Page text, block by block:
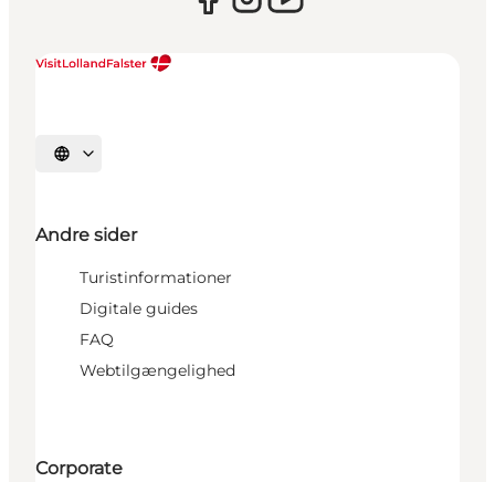
Vælg sprog
Andre sider
Turistinformationer
Digitale guides
FAQ
Webtilgængelighed
Corporate